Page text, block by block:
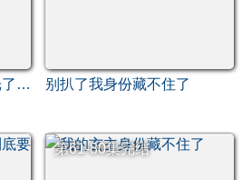
离婚后，我王者身份曝光了（离婚后我王者身份曝光了） 别扒了我身份藏不住了
第61-80集完结